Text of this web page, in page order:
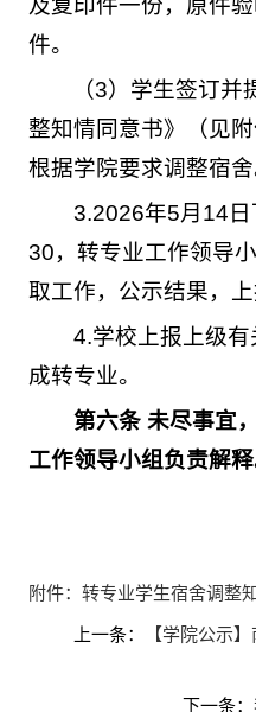
及复印件一份，原件
件。
（3）学生签订
整知情同意书》（见
根据学院要求调整宿舍
3.2026年5月14
30，转专业工作领导
取工作，公示结果，上
4.学校上报上级
成转专业。
第六条 未尽事宜
工作领导小组负责解释
附件：转专业学生宿舍调整
上一条：
【学院公示
下一条：